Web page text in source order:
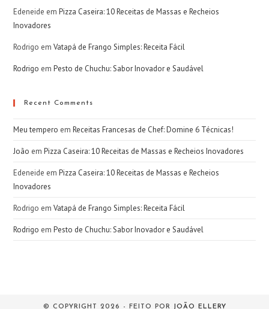
Edeneide emPizza Caseira: 10 Receitas de Massas e Recheios
Inovadores
Rodrigo emVatapá de Frango Simples: Receita Fácil
Rodrigo emPesto de Chuchu: Sabor Inovador e Saudável
Recent Comments
Meu tempero emReceitas Francesas de Chef: Domine 6 Técnicas!
João emPizza Caseira: 10 Receitas de Massas e Recheios Inovadores
Edeneide emPizza Caseira: 10 Receitas de Massas e Recheios
Inovadores
Rodrigo emVatapá de Frango Simples: Receita Fácil
Rodrigo emPesto de Chuchu: Sabor Inovador e Saudável
© COPYRIGHT 2026 - FEITO POR JOÃO ELLERY